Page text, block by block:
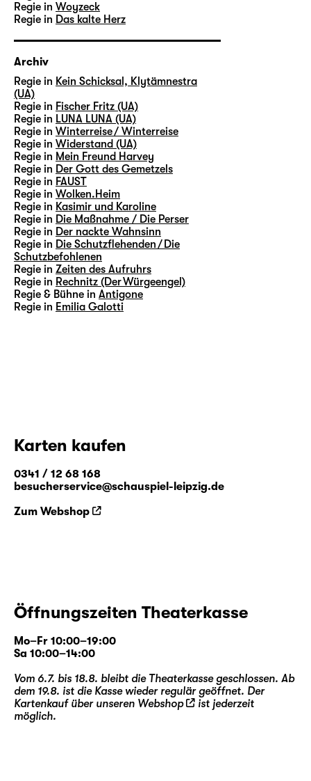
Regie in Woyzeck
Regie in Das kalte Herz
Archiv
Regie in Kein Schicksal, Klytämnestra
(UA)
Regie in Fischer Fritz (UA)
Regie in LUNA LUNA (UA)
Regie in Winterreise / Winterreise
Regie in Widerstand (UA)
Regie in Mein Freund Harvey
Regie in Der Gott des Gemetzels
Regie in FAUST
Regie in Wolken.Heim
Regie in Kasimir und Karoline
Regie in Die Maßnahme / Die Perser
Regie in Der nackte Wahnsinn
Regie in Die Schutzflehenden / Die
Schutzbefohlenen
Regie in Zeiten des Aufruhrs
Regie in Rechnitz (Der Würgeengel)
Regie & Bühne in Antigone
Regie in Emilia Galotti
Karten kaufen
0341 / 12 68 168
besucherservice@schauspiel-leipzig.de
Zum Webshop
Öffnungszeiten Theaterkasse
Mo–Fr 10:00–19:00
Sa 10:00–14:00
Vom 6.7. bis 18.8. bleibt die Theaterkasse geschlossen. Ab
dem 19.8. ist die Kasse wieder regulär geöffnet. Der
Kartenkauf über unseren Webshop
ist jederzeit
möglich.